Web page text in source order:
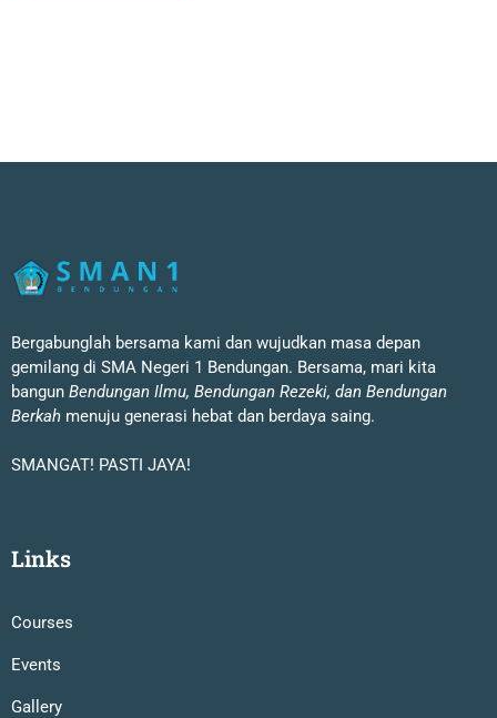
Bergabunglah bersama kami dan wujudkan masa depan
gemilang di SMA Negeri 1 Bendungan. Bersama, mari kita
bangun Bendungan Ilmu, Bendungan Rezeki, dan Bendungan
Berkah menuju generasi hebat dan berdaya saing.
SMANGAT! PASTI JAYA!
Links
Courses
Events
Gallery